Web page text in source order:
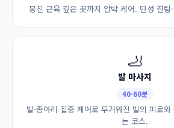
뭉친 근육 깊은 곳까지 압박 케어. 만성 결림
🦶
발 마사지
40·60분
발·종아리 집중 케어로 무거워진 발의 피로
는 코스.